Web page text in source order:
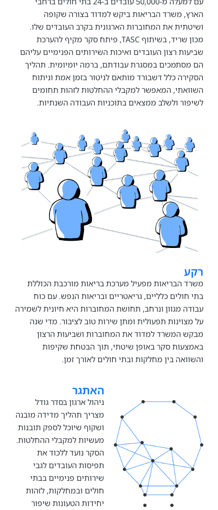
משרד הבריאות ביקש למדוד בצורה שקופה
את המחוברות הארגונית בקרב העובדים שלו.
מכון שריד, בשיתוף TASC, פיתח סקר מקיף להערכת
רצון העובדים ואיכות השירותים הפנימיים עליהם
במסגרת עבודתם, ברמה יומיומית. תהליך
כלל דשבורד מותאם לניטור בזמן אמת וניתוח
המאפשר למקבלי ההחלטות לזהות תחומים
ולשלב ממצאים בתוכניות העבודה השנתיות.
מפעיל מערכת בריאות מורכבת הכוללת
כלליים, גריאטריים ובריאות הנפש. עם כוח
מגוון ונרחב, תחושת המחוברות היא חיונית לשמירה
תפעולית ומתן שירות טוב לציבור. מדי שנה
המשרד למדוד את המחוברות ושביעות הרצון
סקר באופן שיטתי, תוך הבטחת שקיפות
בין מחלקות ובתי חולים לאורך זמן.
ניהול ארגון בסדר גודל
מצריך תהליך מדידה מובנה
ושקוף שיוכל לספק תובנות
מעשיות למקבלי ההחלטות.
הסקר נועד ללכוד את
תפיסות העובדים לגבי
שירותים פנימיים בבתי
חולים ובמחלקות, לזהות
יחידות הטעונות שיפור